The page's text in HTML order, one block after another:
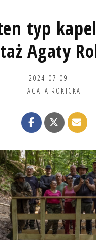
typ
Agaty
2024-07-09
AGATA ROKICKA